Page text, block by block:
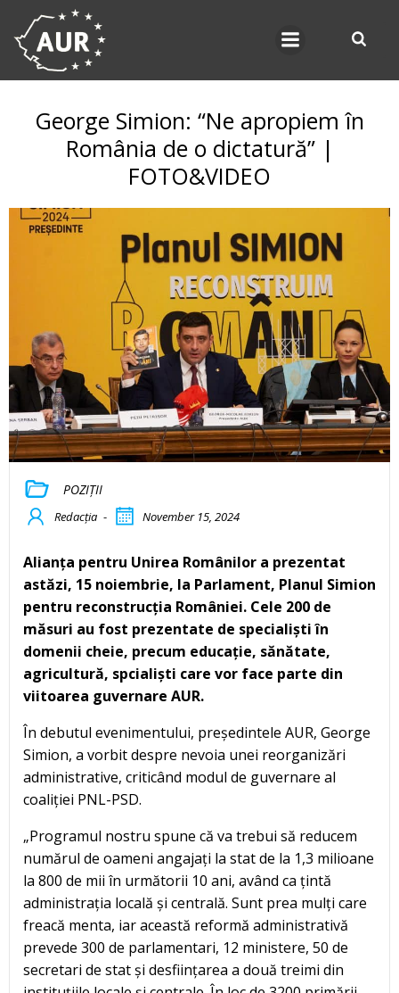
George Simion: “Ne apropiem în
România de o dictatură” |
FOTO&VIDEO
POZIȚII
Redacția - November 15, 2024
Alianța pentru Unirea Românilor a prezentat
astăzi, 15 noiembrie, la Parlament, Planul Simion
pentru reconstrucția României. Cele 200 de
măsuri au fost prezentate de specialiști în
domenii cheie, precum educație, sănătate,
agricultură, spcialiști care vor face parte din
viitoarea guvernare AUR.
În debutul evenimentului, președintele AUR, George
Simion, a vorbit despre nevoia unei reorganizări
administrative, criticând modul de guvernare al
coaliției PNL-PSD.
„Programul nostru spune că va trebui să reducem
numărul de oameni angajați la stat de la 1,3 milioane
la 800 de mii în următorii 10 ani, având ca țintă
administrația locală și centrală. Sunt prea mulți care
freacă menta, iar această reformă administrativă
prevede 300 de parlamentari, 12 ministere, 50 de
secretari de stat și desființarea a două treimi din